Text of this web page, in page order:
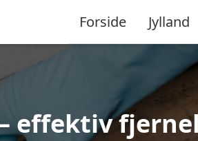
Forside Jylland
effektiv